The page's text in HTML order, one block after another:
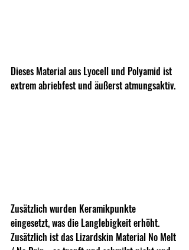
Dieses Material aus Lyocell und Polyamid ist
extrem abriebfest und äußerst atmungsaktiv.
Zusätzlich wurden Keramikpunkte
eingesetzt, was die Langlebigkeit erhöht.
Zusätzlich ist das Lizardskin Material No Melt